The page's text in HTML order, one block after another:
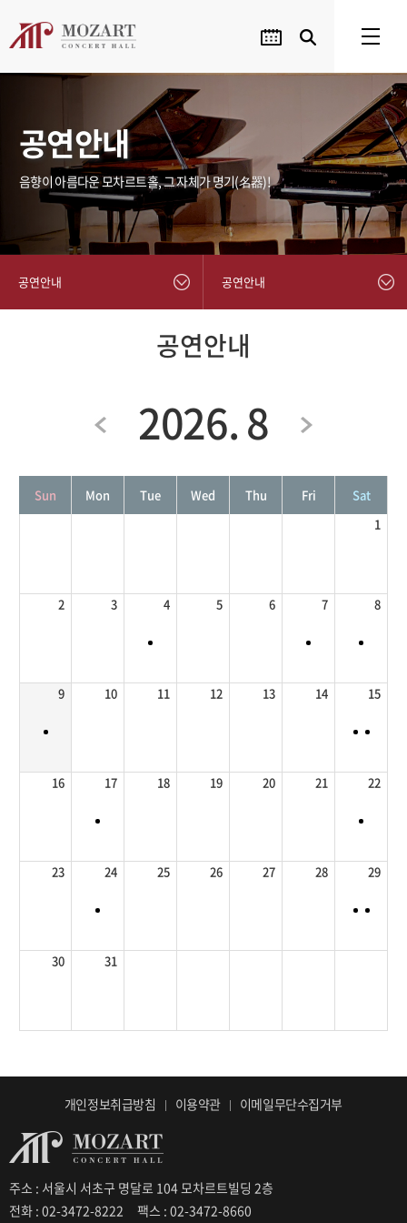
공연안내
음향이 아름다운 모차르트홀, 그 자체가 명기(名器)!
공연안내 공연안내
공연안내
2026. 8
Sun Mon Tue Wed Thu Fri
Sat
1
2 3 4 5 6 7 8
9 10 11 12 13 14 15
16 17 18 19 20 21 22
23 24 25 26 27 28 29
30 31
개인정보취급방침 이용약관 이메일무단수집거부
주소 : 서울시 서초구 명달로 104 모차르트빌딩 2층
전화 : 02-3472-8222
팩스 : 02-3472-8660